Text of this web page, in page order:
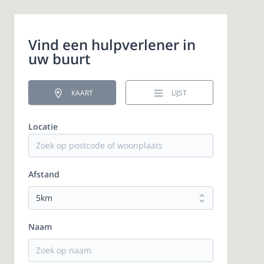
Vind een hulpverlener in
uw buurt
KAART LIJST
Locatie
Afstand
Naam